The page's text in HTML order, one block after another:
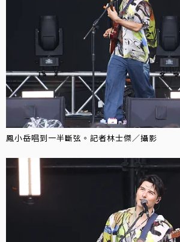
鳳小岳唱到一半斷弦。記者林士傑／攝影